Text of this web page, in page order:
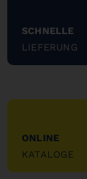
SCHNELLE
LIEFERUNG
"
ONLINE
KATALOGE
"